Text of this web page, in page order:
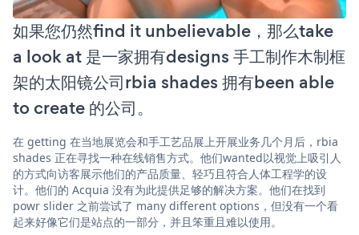
如果您仍然find it unbelievable，那么take
a look at 是一家拥有designs 手工制作木制框
架的太阳镜公司rbia shades 拥有been able
to create 的公司。
在 getting 在当地展览会和手工艺品展上开展业务几个月后，rbia
shades 正在寻找一种在线销售方式。他们wanted以视觉上吸引人
的方式向访客展示他们的产品质量、轻巧且符合人体工程学的设
计。他们的 Acquia 没有为此提供足够的解决方案。他们在找到
powr slider 之前尝试了 many different options，但没有一个看
起来好像它们是站点的一部分，并且笨重且难以使用。